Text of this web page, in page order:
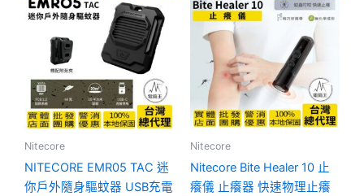
Nitecore
NITECORE EMR05 TAC 迷
你戶外隨身驅蚊器 USB充電
Nitecore
Nitecore Bite Healer 10 止
癢儀 止癢器 快速物理止癢